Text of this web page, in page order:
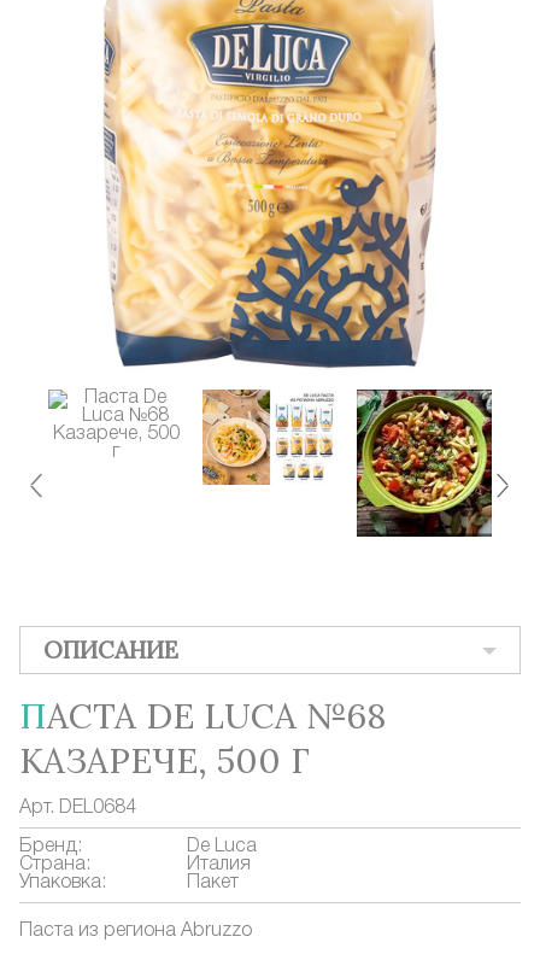
ОПИСАНИЕ
ПАСТА DE LUCA №68
КАЗАРЕЧЕ, 500 Г
Арт. DEL0684
Бренд:
De Luca
Страна:
Италия
Упаковка:
Пакет
Паста из региона Abruzzo